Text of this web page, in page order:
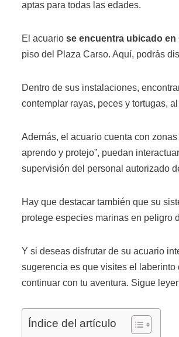
aptas para todas las edades.
El acuario se encuentra ubicado en
piso del Plaza Carso. Aquí, podrás
Dentro de sus instalaciones,
contemplar rayas, peces y tortugas,
Además, el acuario cuenta con
aprendo y protejo”, puedan
supervisión del personal autorizado
Hay que destacar también que su
protege especies marinas en peligro
Y si deseas disfrutar de su acuario
sugerencia es que visites el
continuar con tu aventura. Sigue
Índice del artículo